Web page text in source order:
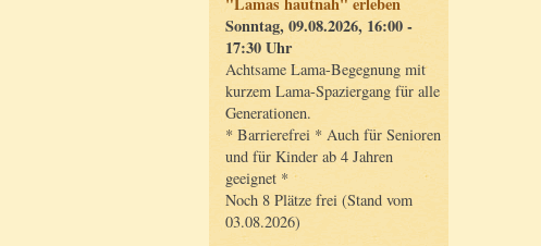
Sonntag, 09.08.2026, 16:00 -
17:30 Uhr
Achtsame Lama-Begegnung mit
kurzem Lama-Spaziergang für alle
Generationen.
* Barrierefrei * Auch für Senioren
und für Kinder ab 4 Jahren
geeignet *
Noch 8 Plätze frei (Stand vom
03.08.2026)